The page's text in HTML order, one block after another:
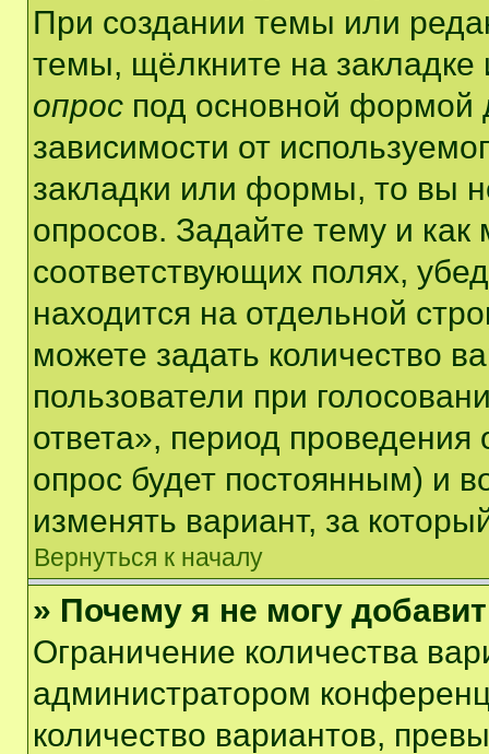
При создании темы или
темы, щёлкните на
опрос под основной формой
зависимости от
закладки или формы, то вы
опросов. Задайте тему и
соответствующих полях,
находится на отдельной
можете задать количество
пользователи при
ответа», период проведения
опрос будет постоянным) и
изменять вариант, за
Вернуться к началу
» Почему я не могу
Ограничение количества
администратором
количество вариантов,